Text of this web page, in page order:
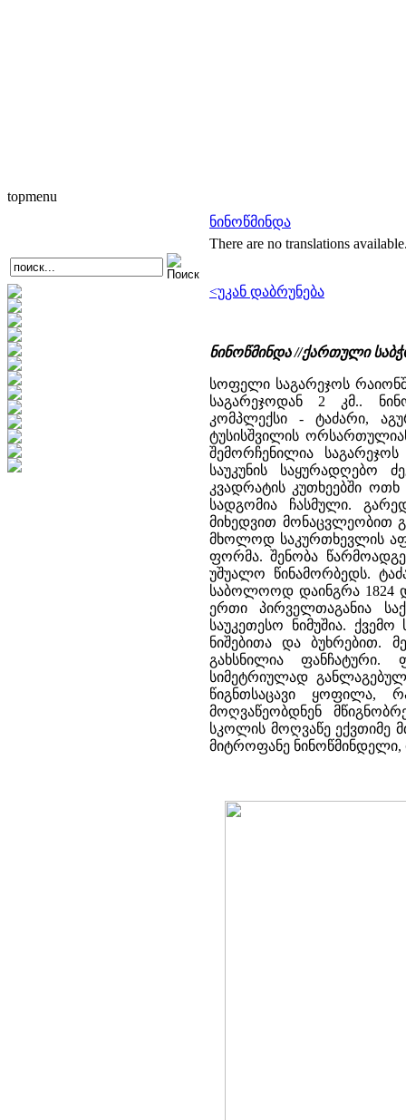
topmenu
ნინოწმინდა
There are no translations
<უკან დაბრუნება
ნინოწმინდა //ქართული
სოფელი საგარეჯოს
საგარეჯოდან 2 კმ..
კომპლექსი - ტაძარი,
ტუსისშვილის
შემორჩენილია
საუკუნის საყურადღებო
კვადრატის კუთხეებში
სადგომია ჩასმული.
მიხედვით მონაცვლეობით
მხოლოდ საკურთხევლის
ფორმა. შენობა
უშუალო წინამორბედს.
საბოლოოდ დაინგრა 1824
ერთი პირველთაგანია
საუკეთესო ნიმუშია.
ნიშებითა და ბუხრებით.
გახსნილია ფანჩატური.
სიმეტრიულად
წიგნთსაცავი ყოფილა,
მოღვაწეობდნენ
სკოლის მოღვაწე ექვთიმე
მიტროფანე ნინოწმინდელი,